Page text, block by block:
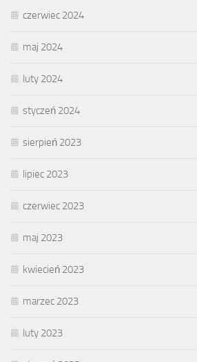
czerwiec 2024
maj 2024
luty 2024
styczeń 2024
sierpień 2023
lipiec 2023
czerwiec 2023
maj 2023
kwiecień 2023
marzec 2023
luty 2023